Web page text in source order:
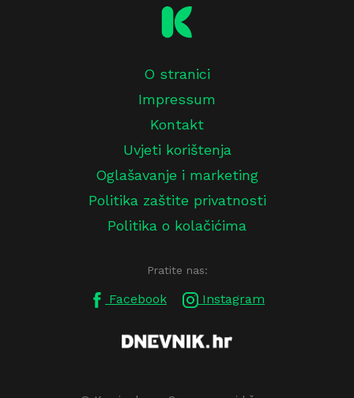
O stranici
Impressum
Kontakt
Uvjeti korištenja
Oglašavanje i marketing
Politika zaštite privatnosti
Politika o kolačićima
Pratite nas:
Facebook Instagram